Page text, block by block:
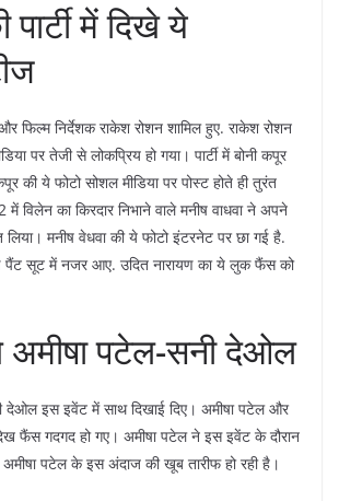
में दिखे ये
फिल्म निर्देशक राकेश रोशन शामिल हुए. राकेश रोशन
पर तेजी से लोकप्रिय हो गया। पार्टी में बोनी कपूर
की ये फोटो सोशल मीडिया पर पोस्ट होते ही तुरंत
विलेन का किरदार निभाने वाले मनीष वाधवा ने अपने
लिया। मनीष वेधवा की ये फोटो इंटरनेट पर छा गई है.
पैंट सूट में नजर आए. उदित नारायण का ये लुक फैंस को
अमीषा पटेल-सनी देओल
देओल इस इवेंट में साथ दिखाई दिए। अमीषा पटेल और
फैंस गदगद हो गए। अमीषा पटेल ने इस इवेंट के दौरान
अमीषा पटेल के इस अंदाज की खूब तारीफ हो रही है।